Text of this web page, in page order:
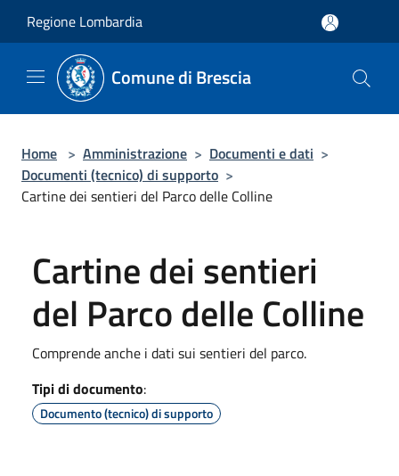
Regione Lombardia
Comune di Brescia
Home > Amministrazione > Documenti e dati >
Documenti (tecnico) di supporto >
Cartine dei sentieri del Parco delle Colline
Cartine dei sentieri
del Parco delle Colline
Comprende anche i dati sui sentieri del parco.
Tipi di documento:
Documento (tecnico) di supporto